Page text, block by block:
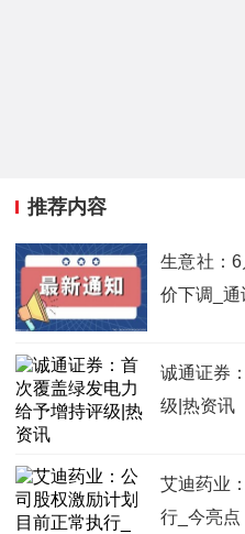
推荐内容
生意社：
价下调_通
诚通证券
级|热资讯
艾迪药业
行_今亮点